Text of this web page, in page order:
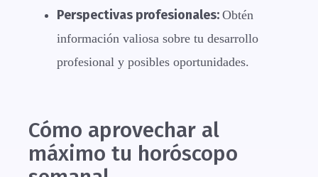
Perspectivas profesionales: Obtén
información valiosa sobre tu desarrollo
profesional y posibles oportunidades.
Cómo aprovechar al
máximo tu horóscopo